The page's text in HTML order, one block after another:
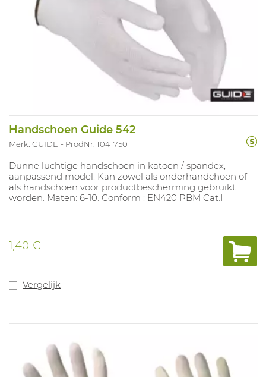
Handschoen Guide 542
Merk: GUIDE ProdNr. 1041750
Dunne luchtige handschoen in katoen / spandex,
aanpassend model. Kan zowel als onderhandchoen of
als handschoen voor productbescherming gebruikt
worden. Maten: 6-10. Conform : EN420 PBM Cat.I
1,40 €
Vergelijk